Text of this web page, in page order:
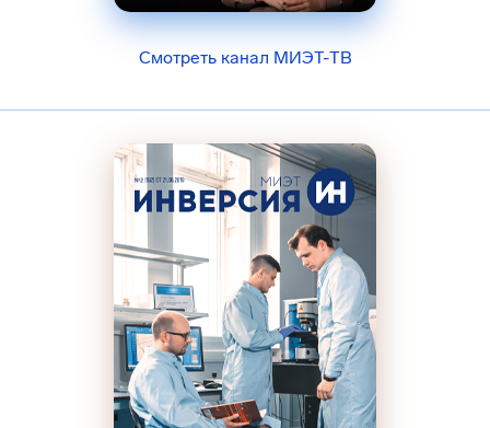
Смотреть канал МИЭТ-ТВ